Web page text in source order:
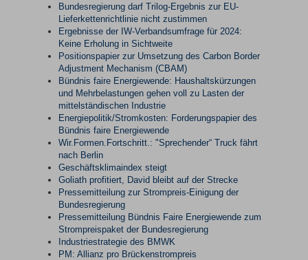
Bundesregierung darf Trilog-Ergebnis zur EU-
Lieferkettenrichtlinie nicht zustimmen
Ergebnisse der IW-Verbandsumfrage für 2024:
Keine Erholung in Sichtweite
Positionspapier zur Umsetzung des Carbon Border
Adjustment Mechanism (CBAM)
Bündnis faire Energiewende: Haushaltskürzungen
und Mehrbelastungen gehen voll zu Lasten der
mittelständischen Industrie
Energiepolitik/Stromkosten: Forderungspapier des
Bündnis faire Energiewende
Wir.Formen.Fortschritt.: "Sprechender“ Truck fährt
nach Berlin
Geschäftsklimaindex steigt
Goliath profitiert, David bleibt auf der Strecke
Pressemitteilung zur Strompreis-Einigung der
Bundesregierung
Pressemitteilung Bündnis Faire Energiewende zum
Strompreispaket der Bundesregierung
Industriestrategie des BMWK
PM: Allianz pro Brückenstrompreis